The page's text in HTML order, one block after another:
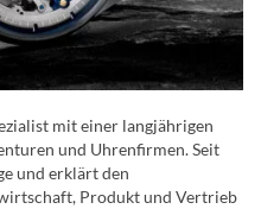
mit einer langjährigen
und Uhrenfirmen. Seit
und erklärt den
Produkt und Vertrieb